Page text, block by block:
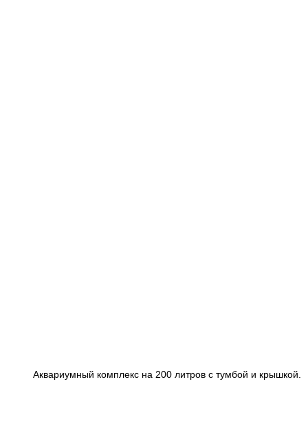
Аквариумный комплекс на 200 литров с тумбой и крышкой.